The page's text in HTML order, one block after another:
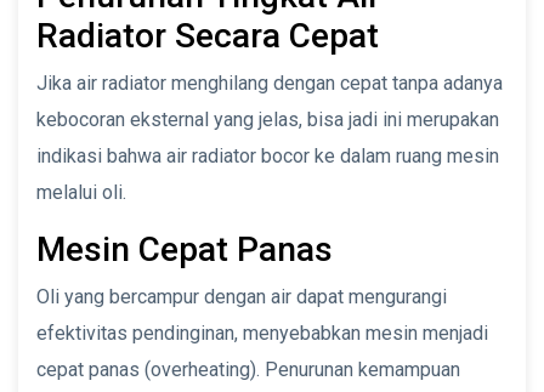
Radiator Secara Cepat
Jika air radiator menghilang dengan cepat tanpa adanya
kebocoran eksternal yang jelas, bisa jadi ini merupakan
indikasi bahwa air radiator bocor ke dalam ruang mesin
melalui oli.
Mesin Cepat Panas
Oli yang bercampur dengan air dapat mengurangi
efektivitas pendinginan, menyebabkan mesin menjadi
cepat panas (overheating). Penurunan kemampuan